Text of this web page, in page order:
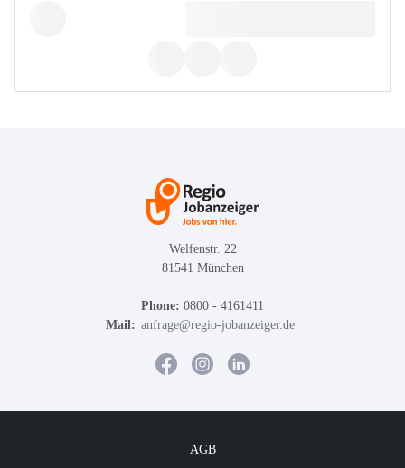
Welfenstr. 22
81541 München
Phone: 0800 - 4161411
Mail: anfrage@regio-jobanzeiger.de
AGB